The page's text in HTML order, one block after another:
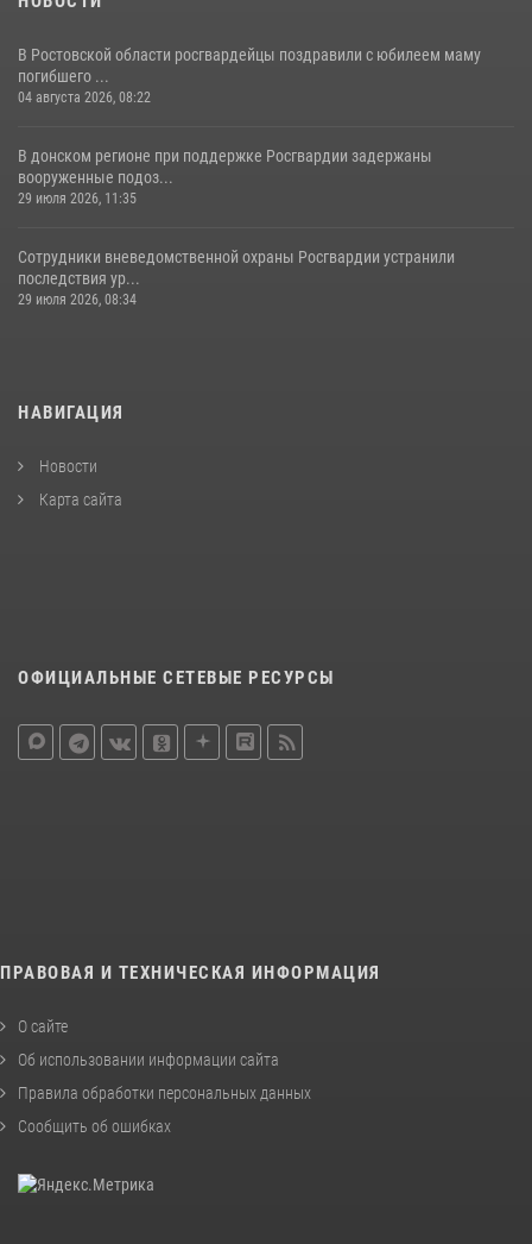
В Ростовской области росгвардейцы поздравили с юбилеем маму
погибшего ...
04 августа 2026, 08:22
В донском регионе при поддержке Росгвардии задержаны
вооруженные подоз...
29 июля 2026, 11:35
Сотрудники вневедомственной охраны Росгвардии устранили
последствия ур...
29 июля 2026, 08:34
НАВИГАЦИЯ
Новости
Карта сайта
ОФИЦИАЛЬНЫЕ СЕТЕВЫЕ РЕСУРСЫ
ПРАВОВАЯ И ТЕХНИЧЕСКАЯ ИНФОРМАЦИЯ
О сайте
Об использовании информации сайта
Правила обработки персональных данных
Сообщить об ошибках